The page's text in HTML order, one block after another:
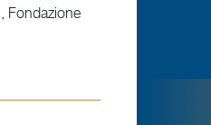
Fondazione